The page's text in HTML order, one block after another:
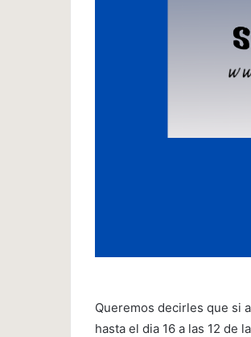
Queremos decirles que si
hasta el dia 16 a las 12 de